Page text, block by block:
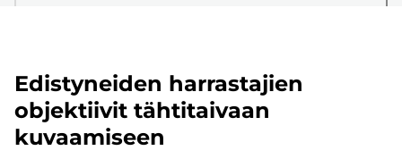
Edistyneiden harrastajien
objektiivit tähtitaivaan
kuvaamiseen